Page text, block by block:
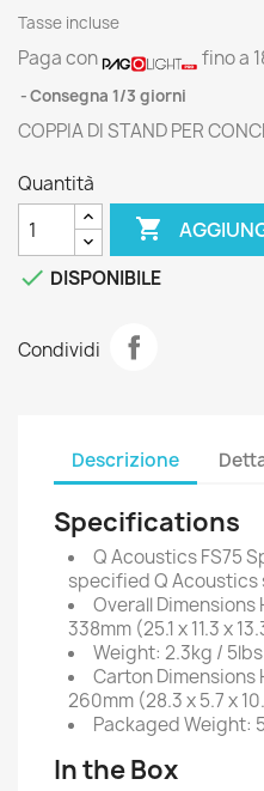
Tasse incluse
Paga con fino a
Consegna 1/3 giorni
COPPIA DI STAND PER
Quantità

 DISPONIBILE
Condividi
Descrizione
Specifications
Q Acoustics FS75
specified Q Acoustics
Overall Dimensions
338mm (25.1 x 11.3 x
Weight: 2.3kg /
Carton Dimensions
260mm (28.3 x 5.7 x
Packaged Weight:
In the Box